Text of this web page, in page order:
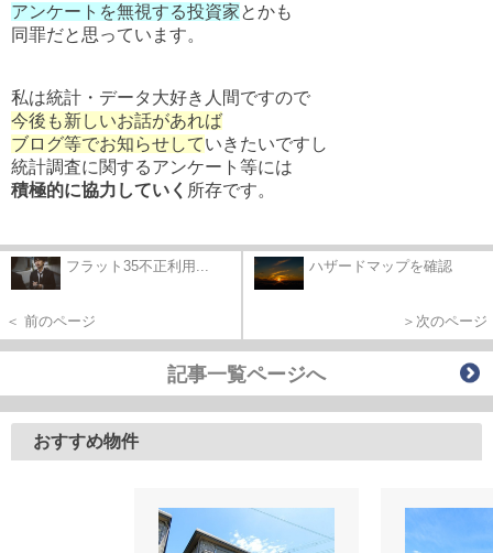
アンケートを無視する投資家とかも
同罪だと思っています。
私は統計・データ大好き人間ですので
今後も新しいお話があれば
ブログ等でお知らせしていきたいですし
統計調査に関するアンケート等には
積極的に協力していく 所存です。
フラット35不正利用...
＜ 前のページ
ハザードマップを確認
＞次のページ
記事一覧ページへ
おすすめ物件